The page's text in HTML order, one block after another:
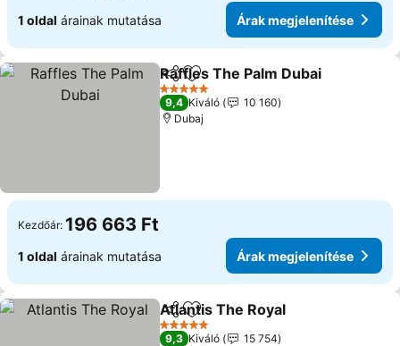
1 oldal árainak mutatása Árak megjelenítése
Megosztás
Hozzáadás a kedvencekhez
Raffles The Palm Dubai
5 Kategória
9,4 Kiváló
10 160
Dubaj
Kezdőár: 196 663 Ft
1 oldal árainak mutatása Árak megjelenítése
Megosztás
Hozzáadás a kedvencekhez
Atlantis The Royal
5 Kategória
9,3 Kiváló
15 754